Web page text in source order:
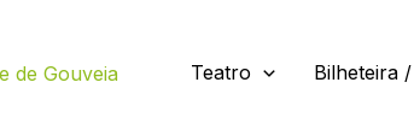
Teatro Bilheteira